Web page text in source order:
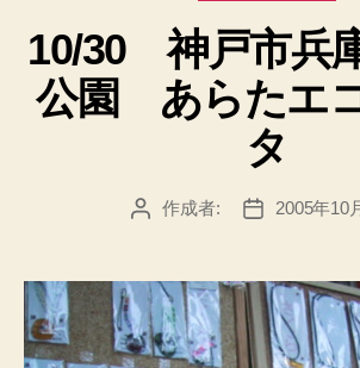
ゴ
リ
ー
10/30 神戸市兵
公園 あらたエ
タ
投
作成者:
投
2005年10